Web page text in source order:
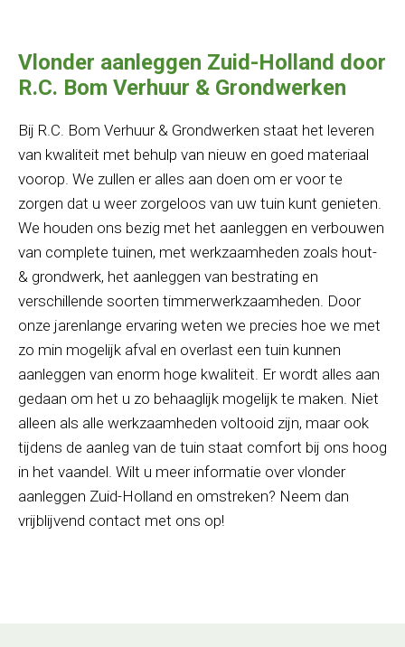
Vlonder aanleggen Zuid-Holland door
R.C. Bom Verhuur & Grondwerken
Bij R.C. Bom Verhuur & Grondwerken staat het leveren
van kwaliteit met behulp van nieuw en goed materiaal
voorop. We zullen er alles aan doen om er voor te
zorgen dat u weer zorgeloos van uw tuin kunt genieten.
We houden ons bezig met het aanleggen en verbouwen
van complete tuinen, met werkzaamheden zoals hout-
& grondwerk, het aanleggen van bestrating en
verschillende soorten timmerwerkzaamheden. Door
onze jarenlange ervaring weten we precies hoe we met
zo min mogelijk afval en overlast een tuin kunnen
aanleggen van enorm hoge kwaliteit. Er wordt alles aan
gedaan om het u zo behaaglijk mogelijk te maken. Niet
alleen als alle werkzaamheden voltooid zijn, maar ook
tijdens de aanleg van de tuin staat comfort bij ons hoog
in het vaandel. Wilt u meer informatie over vlonder
aanleggen Zuid-Holland en omstreken? Neem dan
vrijblijvend contact met ons op!